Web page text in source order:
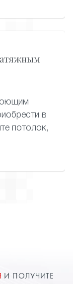
в
потолок,
И ПОЛУЧИТЕ